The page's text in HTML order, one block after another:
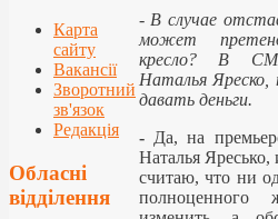
- В случае
может
кресло? В
Наталья
давать деньги.
-Да, на
Наталья
считаю, что ни
полноценного
Карта
сайту
Вакансії
Зворотний
зв'язок
Редакція
Обласні
відділення